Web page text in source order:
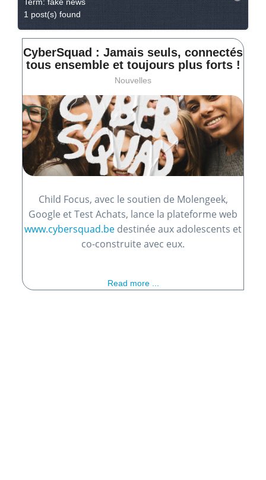
Term: fake news
1 post(s) found
CyberSquad : Jamais seuls, connectés
tous ensemble et toujours plus forts !
Nouvelles
Child Focus, avec le soutien de Molengeek,
Google et Test Achats, lance la plateforme web
www.cybersquad.be destinée aux adolescents et
co-construite avec eux.
Read more ...